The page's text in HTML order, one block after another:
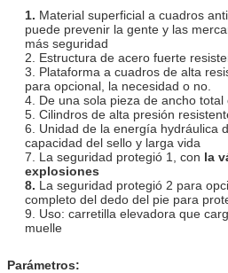
1. Material superficial a cuadros
puede prevenir la gente y las
más seguridad
2. Estructura de acero fuerte
3. Plataforma a cuadros de alta
para opcional, la necesidad o no.
4. De una sola pieza de ancho
5. Cilindros de alta presión
6. Unidad de la energía hydráulica
capacidad del sello y larga vida
7. La seguridad protegió 1, con la
explosiones
8. La seguridad protegió 2 para
completo del dedo del pie para
9. Uso: carretilla elevadora que
muelle
Parámetros: